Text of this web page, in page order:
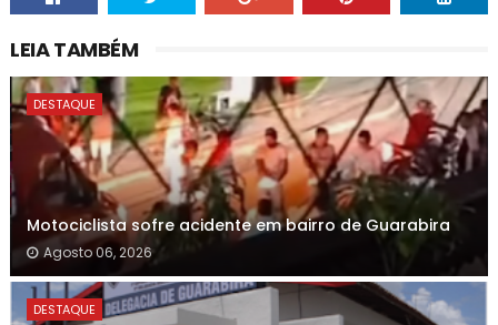
LEIA TAMBÉM
DESTAQUE
Motociclista sofre acidente em bairro de Guarabira
Agosto 06, 2026
DESTAQUE